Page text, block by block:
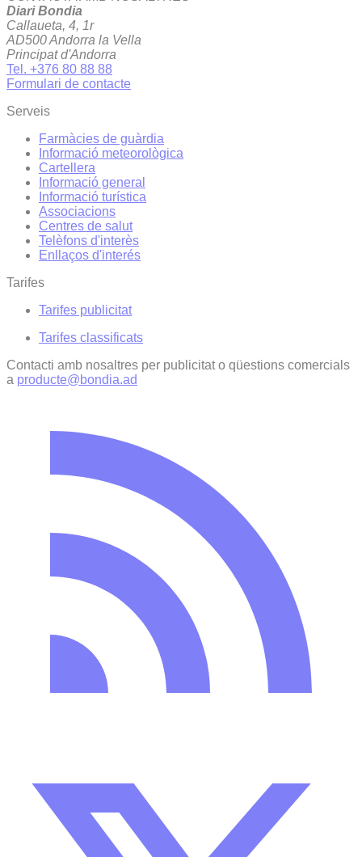
Diari Bondia
Callaueta, 4, 1r
AD500 Andorra la Vella
Principat d'Andorra
Tel. +376 80 88 88
Formulari de contacte
Serveis
Farmàcies de guàrdia
Informació meteorològica
Cartellera
Informació general
Informació turística
Associacions
Centres de salut
Telèfons d'interès
Enllaços d'interés
Tarifes
Tarifes publicitat
Tarifes classificats
Contacti amb nosaltres per publicitat o qüestions comercials
a producte@bondia.ad